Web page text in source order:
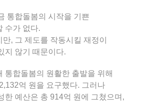
통합돌봄의 시작을 기쁜
수가 없다.
, 그 제도를 작동시킬 재정이
지 않기 때문이다.
통합돌봄의 원활한 출발을 위해
억 원을 요구했다. 그러나
한 예산은 총 914억 원에 그쳤으며,